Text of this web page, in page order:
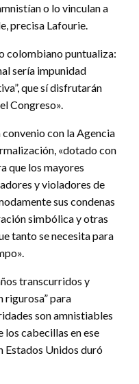
o lo vinculan a
precisa Lafourie.
colombiano puntualiza:
sería impunidad
que sí disfrutarán
Congreso».
con la Agencia
«dotado con
que los mayores
y violadores de
sus condenas
simbólica y otras
tanto se necesita para
transcurridos y
rigurosa” para
son amnistiables
los cabecillas en ese
Estados Unidos duró